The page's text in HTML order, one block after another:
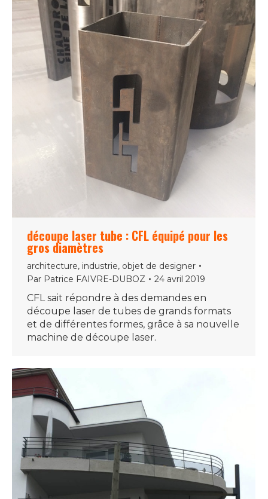
découpe laser tube : CFL équipé pour les
gros diamètres
architecture, industrie, objet de designer
Par Patrice FAIVRE-DUBOZ 24 avril 2019
CFL sait répondre à des demandes en
découpe laser de tubes de grands formats
et de différentes formes, grâce à sa nouvelle
machine de découpe laser.